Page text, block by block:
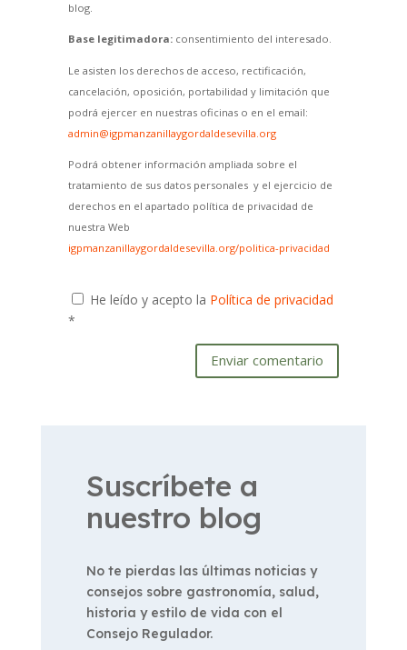
blog.
Base legitimadora:consentimiento del interesado.
Le asisten los derechos de acceso, rectificación,
cancelación, oposición, portabilidad y limitación que
podrá ejercer en nuestras oficinas o en el email:
admin@igpmanzanillaygordaldesevilla.org
Podrá obtener información ampliada sobre el
tratamiento de sus datos personales y el ejercicio de
derechos en el apartado política de privacidad de
nuestra Web
igpmanzanillaygordaldesevilla.org/politica-privacidad
He leído y acepto la Política de privacidad
*
Enviar comentario
Suscríbete a
nuestro blog
No te pierdas las últimas noticias y
consejos sobre gastronomía, salud,
historia y estilo de vida con el
Consejo Regulador.